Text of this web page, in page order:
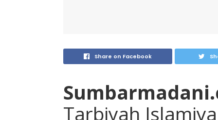
Share on Facebook
Tarbiyah